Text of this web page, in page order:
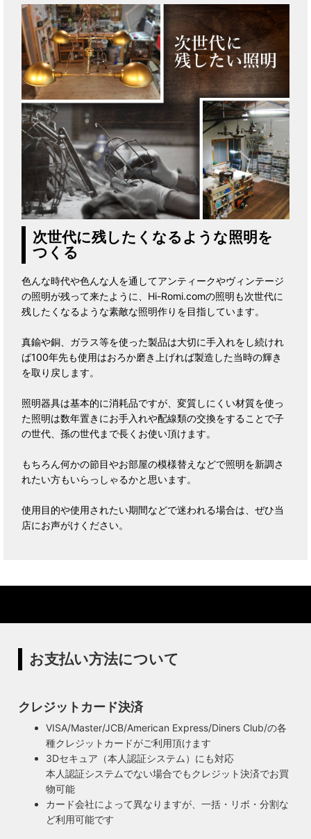
次世代に残したくなるような照明を
つくる
色んな時代や色んな人を通してアンティークやヴィンテージ
の照明が残って来たように、Hi-Romi.comの照明も次世代に
残したくなるような素敵な照明作りを目指しています。
真鍮や銅、ガラス等を使った製品は大切に手入れをし続けれ
ば100年先も使用はおろか磨き上げれば製造した当時の輝き
を取り戻します。
照明器具は基本的に消耗品ですが、変質しにくい材質を使っ
た照明は数年置きにお手入れや配線類の交換をすることで子
の世代、孫の世代まで長くお使い頂けます。
もちろん何かの節目やお部屋の模様替えなどで照明を新調さ
れたい方もいらっしゃるかと思います。
使用目的や使用されたい期間などで迷われる場合は、ぜひ当
店にお声がけください。
お支払い方法について
クレジットカード決済
VISA/Master/JCB/American Express/Diners Club/の各
種クレジットカードがご利用頂けます
3Dセキュア（本人認証システム）にも対応
本人認証システムでない場合でもクレジット決済でお買
物可能
カード会社によって異なりますが、一括・リボ・分割な
ど利用可能です